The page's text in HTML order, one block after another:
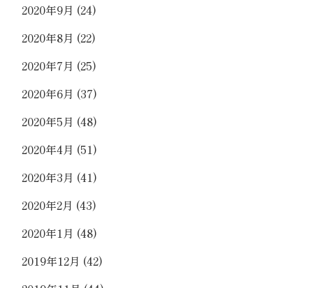
2020年9月 (24)
2020年8月 (22)
2020年7月 (25)
2020年6月 (37)
2020年5月 (48)
2020年4月 (51)
2020年3月 (41)
2020年2月 (43)
2020年1月 (48)
2019年12月 (42)